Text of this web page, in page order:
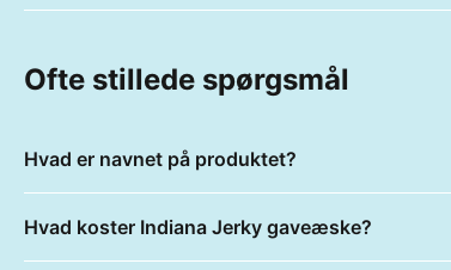
Ofte stillede spørgsmål
Hvad er navnet på produktet?
Hvad koster Indiana Jerky gaveæske?